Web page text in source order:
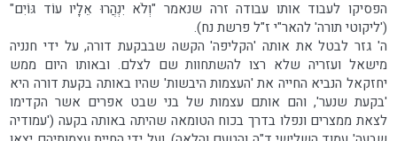
הפסיקו לעבוד אותו עבודה זרה שנאמר "וְלֹא יִנְהֲרוּ אֵלָיו עוֹד גּוֹיִם"
('ליקוטי תורה' להאר"י ז"ל פרשת נח).
ה' גזר לבטל את אותה 'הקליפה' הקשה שבבקעת דורה, על ידי חנניה
מישאל ועזריה שלא רצו להשתחוות שם לצלם. ובאותו היום ממש
יחזקאל הנביא החייה את 'העצמות היבשות' שהיו באותה בקעת דורה היא
'בקעת שנער', והם אותם עצמות של בני שבט אפרים אשר הקדימו
לצאת ממצרים ונפלו בדרך בכוח הטומאה שהיתה באותה בקעה ('עמודיה